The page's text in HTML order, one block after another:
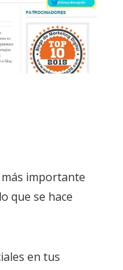
importante
que se hace
en tus